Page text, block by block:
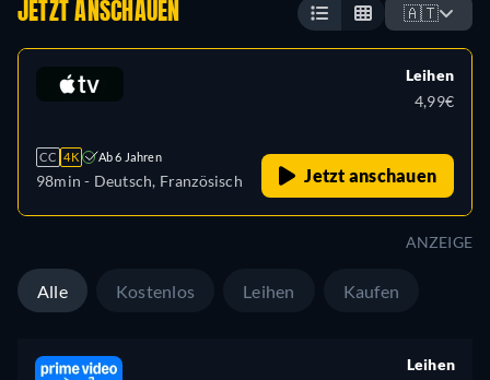
JETZT ANSCHAUEN 🇦🇹
CC 4K Ab 6 Jahren
98min - Deutsch, Französisch
Leihen
4,99€
Jetzt anschauen
ANZEIGE
Alle Kostenlos Leihen Kaufen
Leihen